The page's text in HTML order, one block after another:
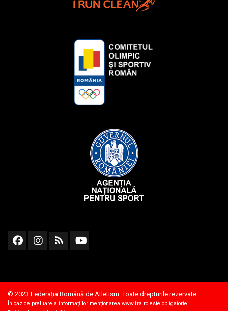
© 2023 Federația Română de Atletism. Toate drepturile rezervate.
În caz de preluare a informațiilor menționarea www.fra.ro este obligatorie.